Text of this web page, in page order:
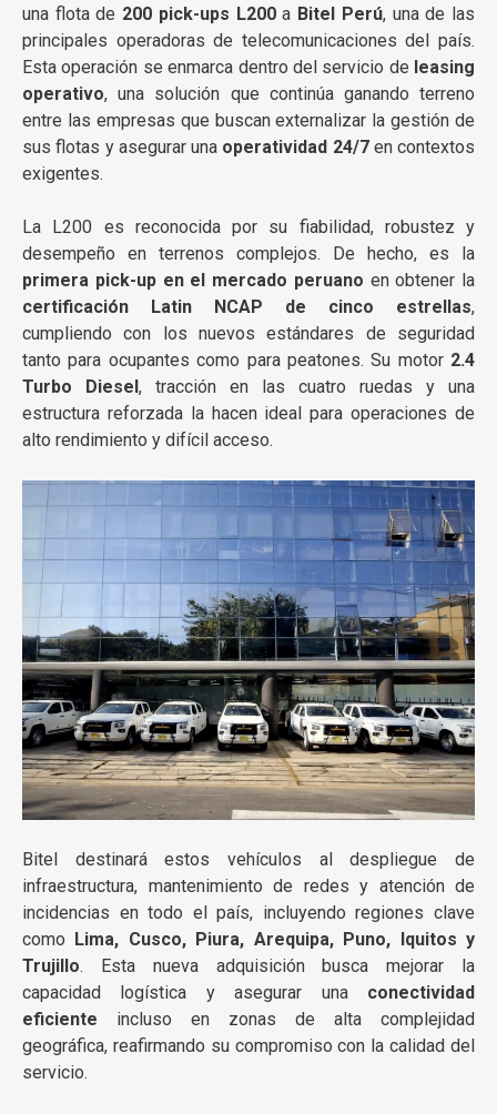
una flota de 200 pick-ups L200a Bitel Perú, una de las
principales operadoras de telecomunicaciones del país.
Esta operación se enmarca dentro del servicio de leasing
operativo, una solución que continúa ganando terreno
entre las empresas que buscan externalizar la gestión de
sus flotas y asegurar una operatividad 24/7en contextos
exigentes.
La L200 es reconocida por su fiabilidad, robustez y
desempeño en terrenos complejos. De hecho, es la
primera pick-up en el mercado peruano en obtener la
certificación Latin NCAP de cinco estrellas,
cumpliendo con los nuevos estándares de seguridad
tanto para ocupantes como para peatones. Su motor 2.4
Turbo Diesel , tracción en las cuatro ruedas y una
estructura reforzada la hacen ideal para operaciones de
alto rendimiento y difícil acceso.
Bitel destinará estos vehículos al despliegue de
infraestructura, mantenimiento de redes y atención de
incidencias en todo el país, incluyendo regiones clave
como
Lima, Cusco, Piura, Arequipa, Puno, Iquitos y
Trujillo. Esta nueva adquisición busca mejorar la
capacidad logística y asegurar una conectividad
eficiente incluso en zonas de alta complejidad
geográfica, reafirmando su compromiso con la calidad del
servicio.